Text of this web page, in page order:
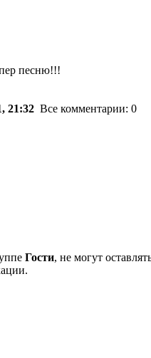
песню!!!
21:32 Все комментарии: 0
Гости, не могут